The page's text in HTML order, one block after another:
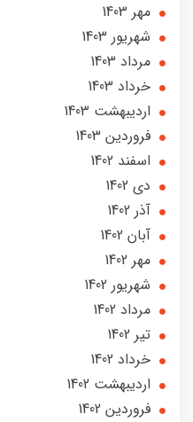
مهر 1403
شهریور 1403
مرداد 1403
خرداد 1403
ارديبهشت 1403
فروردین 1403
اسفند 1402
دی 1402
آذر 1402
آبان 1402
مهر 1402
شهریور 1402
مرداد 1402
تير 1402
خرداد 1402
ارديبهشت 1402
فروردین 1402